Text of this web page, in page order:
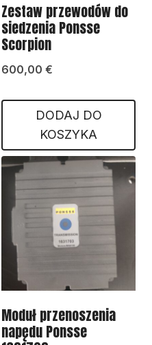
Zestaw przewodów do
siedzenia Ponsse
Scorpion
600,00 €
DODAJ DO
KOSZYKA
Moduł przenoszenia
napędu Ponsse